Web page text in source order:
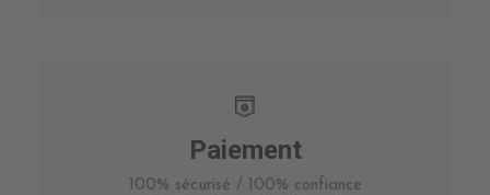
Paiement
100% sécurisé / 100% confiance